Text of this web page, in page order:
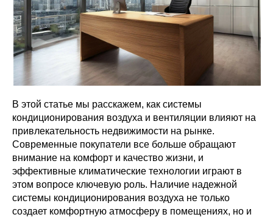
В этой статье мы расскажем, как системы
кондиционирования воздуха и вентиляции влияют на
привлекательность недвижимости на рынке.
Современные покупатели все больше обращают
внимание на комфорт и качество жизни, и
эффективные климатические технологии играют в
этом вопросе ключевую роль. Наличие надежной
системы кондиционирования воздуха не только
создает комфортную атмосферу в помещениях, но и